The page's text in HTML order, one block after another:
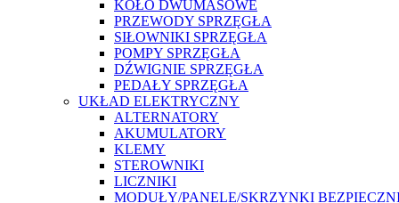
KOŁO DWUMASOWE
PRZEWODY SPRZĘGŁA
SIŁOWNIKI SPRZĘGŁA
POMPY SPRZĘGŁA
DŹWIGNIE SPRZĘGŁA
PEDAŁY SPRZĘGŁA
UKŁAD ELEKTRYCZNY
ALTERNATORY
AKUMULATORY
KLEMY
STEROWNIKI
LICZNIKI
MODUŁY/PANELE/SKRZYNKI